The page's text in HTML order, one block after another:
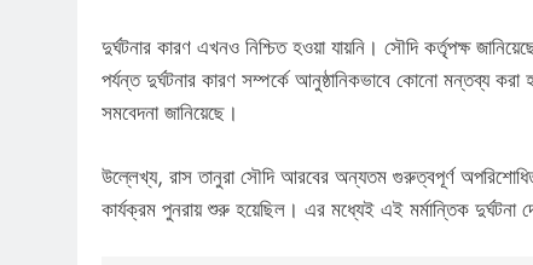
দুর্ঘটনার কারণ এখনও নিশ্চিত হওয়া যায়নি। সৌদি কর্তৃপক্ষ
পর্যন্ত দুর্ঘটনার কারণ সম্পর্কে আনুষ্ঠানিকভাবে কোনো মন্তব্য
সমবেদনা জানিয়েছে।
উল্লেখ্য, রাস তানুরা সৌদি আরবের অন্যতম গুরুত্বপূর্ণ
কার্যক্রম পুনরায় শুরু হয়েছিল। এর মধ্যেই এই মর্মান্তিক দুর্ঘটনা